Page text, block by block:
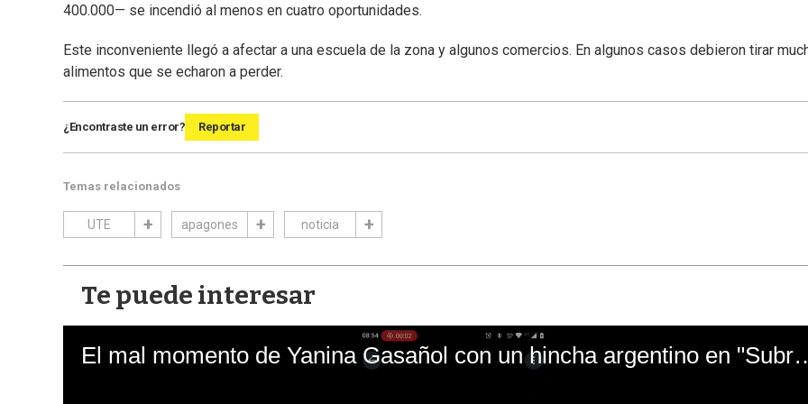
400.000— se incendió al menos en cuatro oportunidades.
Este inconveniente llegó a afectar a una escuela de la zona y algunos comercios. En algunos casos debieron tirar
alimentos que se echaron a perder.
¿Encontraste un error? Reportar
Temas relacionados
UTE apagones noticia
Te puede interesar
El mal momento de Yanina